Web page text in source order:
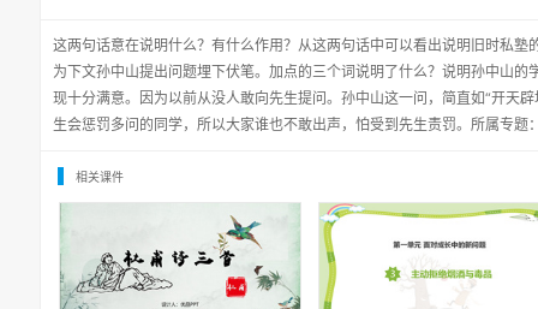
这两句话意在说明什么？有什么作用？从这两句话中可以看出说明旧时私
为下文孙中山提出问题埋下伏笔。加点的三个词说明了什么？说明孙中山
现十分满意。因为以前从没人敢向先生提问。孙中山这一问，简直如“开天
生会惩罚多问的同学，所以大家谁也不敢出声，怕受到先生责罚。所属专题
相关课件